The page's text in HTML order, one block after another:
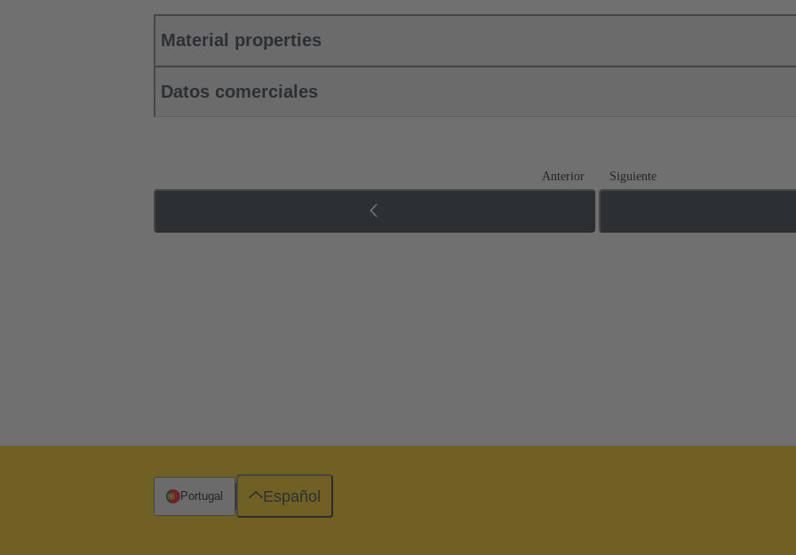
Material properties
Datos comerciales
Anterior Siguiente
Portugal Español